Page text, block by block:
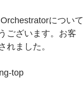
について
ございます。お客
れました。
top